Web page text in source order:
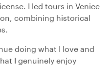
I led tours in Venice
combining historical
doing what I love and
I genuinely enjoy